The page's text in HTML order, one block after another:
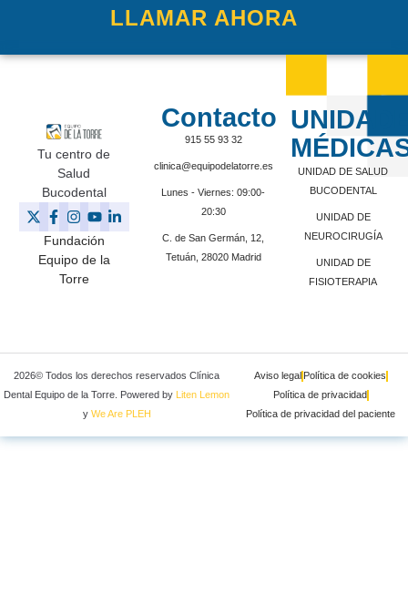
LLAMAR AHORA
Tu centro de
Salud
Bucodental
Fundación
Equipo de la
Torre
Contacto
915 55 93 32
clinica@equipodelatorre.es
Lunes - Viernes: 09:00-
20:30
C. de San Germán, 12,
Tetuán, 28020 Madrid
UNIDAD DE SALUD
BUCODENTAL
UNIDAD DE
NEUROCIRUGÍA
UNIDAD DE
FISIOTERAPIA
2026© Todos los derechos reservados Clínica
Dental Equipo de la Torre. Powered by
Liten Lemon
y We Are PLEH
Aviso legal Política de cookies
Política de privacidad
Política de privacidad del paciente